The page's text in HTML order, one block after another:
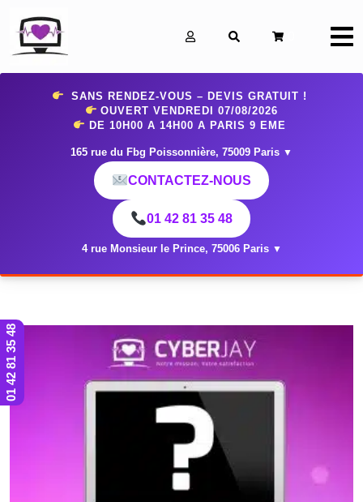
SANS RENDEZ-VOUS – DEVIS GRATUIT !
OUVERT VENDREDI 07/08/2026
DE 10H00 A 14H00 A PARIS 9 EME
165 rue du Fbg Poissonnière, 75009 Paris ▼
CONTACTEZ-NOUS
01 42 81 35 48
4 rue Monsieur le Prince, 75006 Paris ▼
01 42 81 35 48